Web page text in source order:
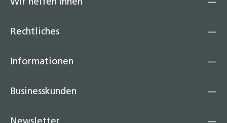
Wir helfen Ihnen
Rechtliches
Informationen
Businesskunden